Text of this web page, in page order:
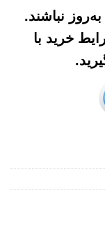
نباشند.
خرید با